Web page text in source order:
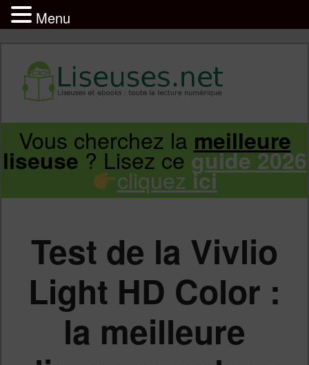
Infos sur les liseuses Kindle, Kobo,
Vivlio, Pocketbook
Aller
principal
Aller
secondaire
Vous cherchez la meilleure
liseuse? Lisez ceguide 2026
cliquez ici
Test de la Vivlio
Light HD Color :
la meilleure
Menu